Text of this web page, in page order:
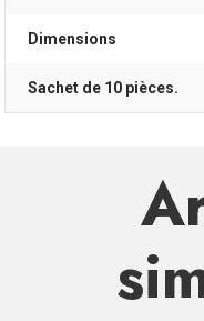
Dimensions
Sachet de 10 pièces.